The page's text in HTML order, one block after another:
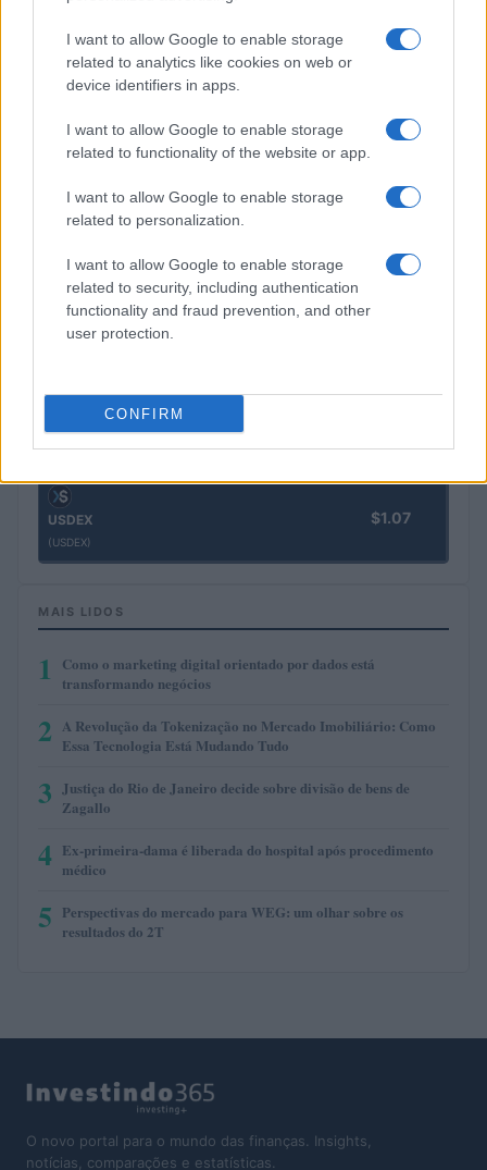
I want to allow Google to enable storage
related to analytics like cookies on web or
device identifiers in apps.
I want to allow Google to enable storage
related to functionality of the website or app.
I want to allow Google to enable storage
related to personalization.
I want to allow Google to enable storage
related to security, including authentication
functionality and fraud prevention, and other
user protection.
CONFIRM
kpk ETH Prime
SyBTC
(BTC)
Ethereum
(ETH)
$1,921.41
Tether
USDEX
(USDEX)
$1.07
MAIS LIDOS
1
Como o marketing digital orientado por dados está
transformando negócios
2 A Revolução da Tokenização no Mercado Imobiliário: Como
Essa Tecnologia Está Mudando Tudo
3
Justiça do Rio de Janeiro decide sobre divisão de bens de
Zagallo
4 Ex-primeira-dama é liberada do hospital após procedimento
médico
5 Perspectivas do mercado para WEG: um olhar sobre os
resultados do 2T
O novo portal para o mundo das finanças. Insights,
notícias, comparações e estatísticas.